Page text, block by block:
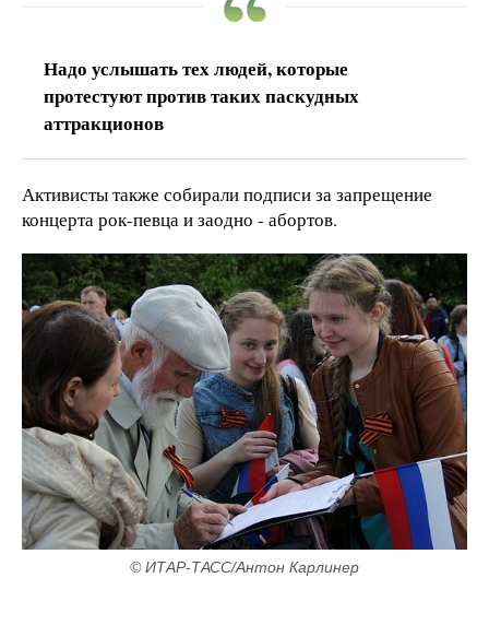
Надо услышать тех людей, которые
протестуют против таких паскудных
аттракционов
Активисты также собирали подписи за запрещение
концерта рок-певца и заодно - абортов.
© ИТАР-ТАСС/Антон Карлинер